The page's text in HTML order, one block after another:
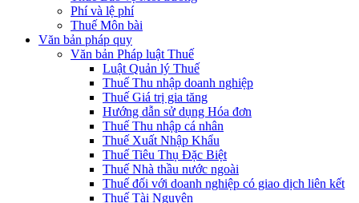
Phí và lệ phí
Thuế Môn bài
Văn bản pháp quy
Văn bản Pháp luật Thuế
Luật Quản lý Thuế
Thuế Thu nhập doanh nghiệp
Thuế Giá trị gia tăng
Hướng dẫn sử dụng Hóa đơn
Thuế Thu nhập cá nhân
Thuế Xuất Nhập Khẩu
Thuế Tiêu Thụ Đặc Biệt
Thuế Nhà thầu nước ngoài
Thuế đối với doanh nghiệp có giao dịch liên kết
Thuế Tài Nguyên